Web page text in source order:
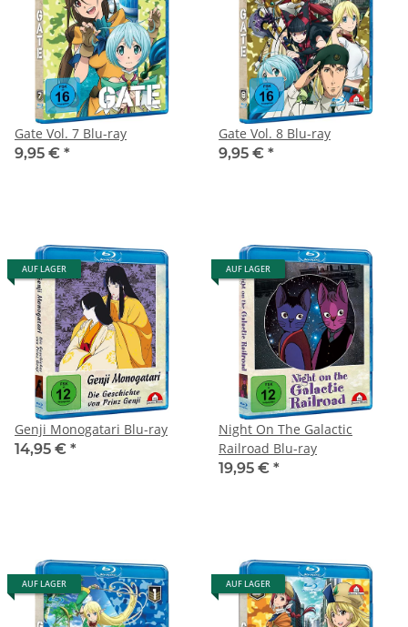
Gate Vol. 7 Blu-ray
9,95 € *
Gate Vol. 8 Blu-ray
9,95 € *
AUF LAGER
Genji Monogatari Blu-ray
14,95 € *
AUF LAGER
Night On The Galactic
Railroad Blu-ray
19,95 € *
AUF LAGER AUF LAGER